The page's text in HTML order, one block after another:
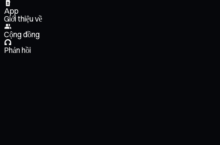
App
Giới thiệu về
Cộng đồng
Phản hồi